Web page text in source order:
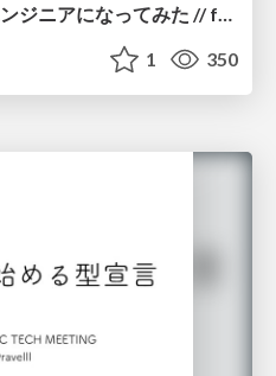
PHP がフロントエンドエンジニアになってみた // from PHPer to Frontend
1 350